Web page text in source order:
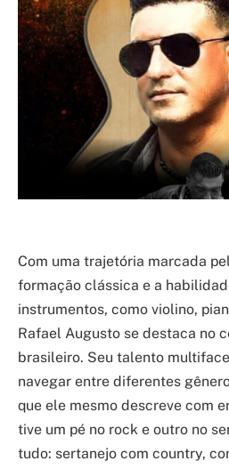
Com uma trajetória marcada
formação clássica e a
instrumentos, como violino,
Rafael Augusto se destaca no
brasileiro. Seu talento
navegar entre diferentes
que ele mesmo descreve com
tive um pé no rock e outro no
tudo: sertanejo com country,